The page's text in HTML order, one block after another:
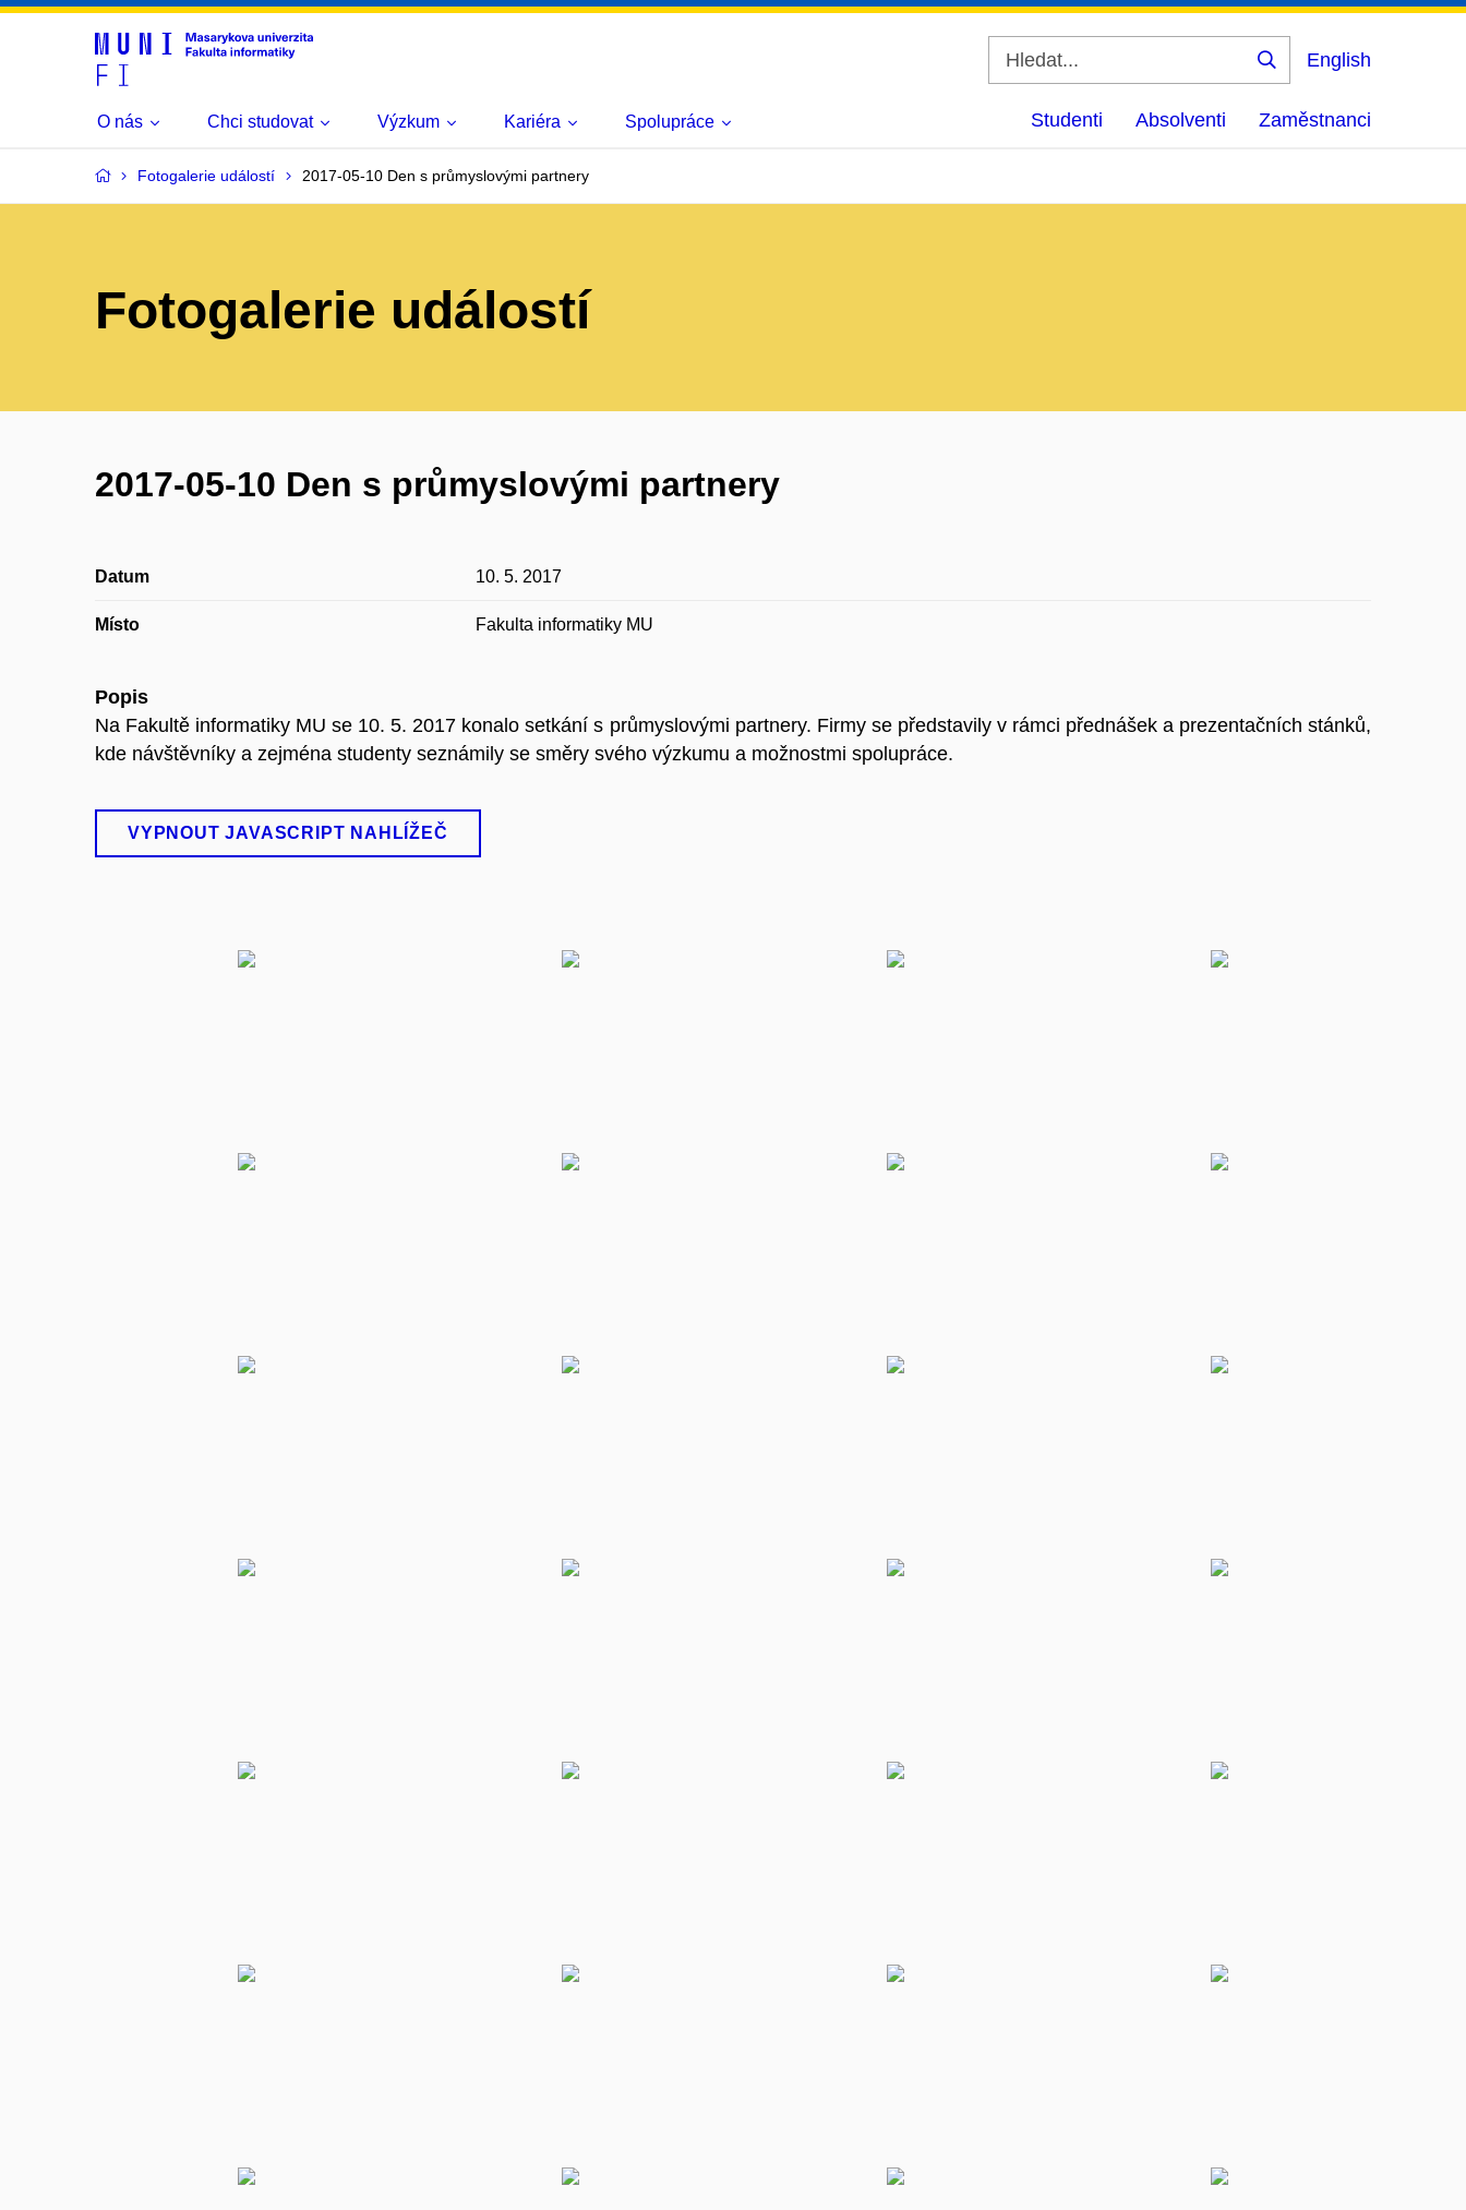
Vyhledat
English
O nás Chci studovat Výzkum Kariéra Spolupráce Studenti Absolventi Zaměstnanci
Fotogalerie událostí 2017-05-10 Den s průmyslovými partnery
Fotogalerie událostí
2017-05-10 Den s průmyslovými partnery
Datum 10. 5. 2017
Místo Fakulta informatiky MU
Popis
Na Fakultě informatiky MU se 10. 5. 2017 konalo setkání s průmyslovými partnery. Firmy se představily v rámci přednášek a prezentačních stánků,
kde návštěvníky a zejména studenty seznámily se směry svého výzkumu a možnostmi spolupráce.
VYPNOUT JAVASCRIPT NAHLÍŽEČ